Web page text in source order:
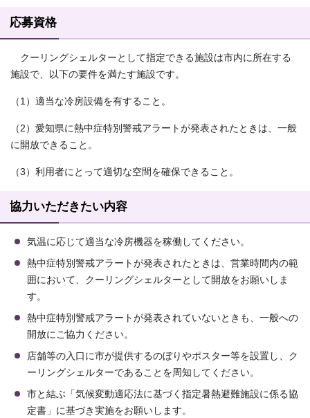
応募資格
クーリングシェルターとして指定できる施設は市内に所在する
施設で、以下の要件を満たす施設です。
（1）適当な冷房設備を有すること。
（2）愛知県に熱中症特別警戒アラートが発表されたときは、一般
に開放できること。
（3）利用者にとって適切な空間を確保できること。
協力いただきたい内容
気温に応じて適当な冷房機器を稼働してください。
熱中症特別警戒アラートが発表されたときは、営業時間内の範
囲において、クーリングシェルターとして開放をお願いしま
す。
熱中症特別警戒アラートが発表されていないときも、一般への
開放にご協力ください。
店舗等の入口に市が提供するのぼりやポスター等を設置し、ク
ーリングシェルターであることを周知してください。
市と結ぶ「気候変動適応法に基づく指定暑熱避難施設に係る協
定書」に基づき実施をお願いします。